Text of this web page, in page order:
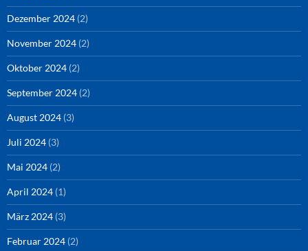
Dezember 2024 (2)
November 2024 (2)
Oktober 2024 (2)
September 2024 (2)
August 2024 (3)
Juli 2024 (3)
Mai 2024 (2)
April 2024 (1)
März 2024 (3)
Februar 2024 (2)